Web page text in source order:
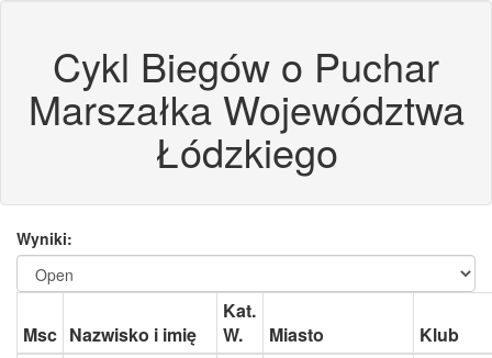
Cykl Biegów o Puchar
Marszałka Województwa
Łódzkiego
Wyniki:
Msc Nazwisko i imię
Kat.
W.
Miasto
Klub